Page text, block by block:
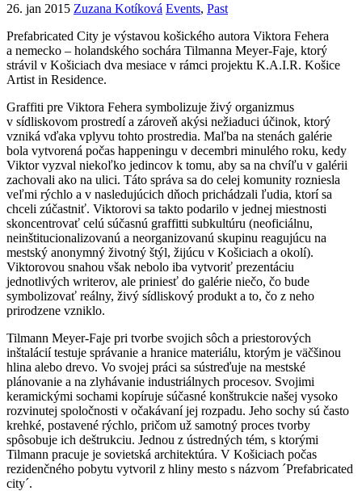
26. jan 2015 Zuzana Kotíková Events, Past
Prefabricated City je výstavou košického autora Viktora Fehera
a nemecko – holandského sochára Tilmanna Meyer-Faje, ktorý
strávil v Košiciach dva mesiace v rámci projektu K.A.I.R. Košice
Artist in Residence.
Graffiti pre Viktora Fehera symbolizuje živý organizmus
v sídliskovom prostredí a zároveň akýsi nežiaduci účinok, ktorý
vzniká vďaka vplyvu tohto prostredia. Maľba na stenách galérie
bola vytvorená počas happeningu v decembri minulého roku, kedy
Viktor vyzval niekoľko jedincov k tomu, aby sa na chvíľu v galérii
zachovali ako na ulici. Táto správa sa do celej komunity rozniesla
veľmi rýchlo a v nasledujúcich dňoch prichádzali ľudia, ktorí sa
chceli zúčastniť. Viktorovi sa takto podarilo v jednej miestnosti
skoncentrovať celú súčasnú graffitti subkultúru (neoficiálnu,
neinštitucionalizovanú a neorganizovanú skupinu reagujúcu na
mestský anonymný životný štýl, žijúcu v Košiciach a okolí).
Viktorovou snahou však nebolo iba vytvoriť prezentáciu
jednotlivých writerov, ale priniesť do galérie niečo, čo bude
symbolizovať reálny, živý sídliskový produkt a to, čo z neho
prirodzene vzniklo.
Tilmann Meyer-Faje pri tvorbe svojich sôch a priestorových
inštalácií testuje správanie a hranice materiálu, ktorým je väčšinou
hlina alebo drevo. Vo svojej práci sa sústreďuje na mestské
plánovanie a na zlyhávanie industriálnych procesov. Svojimi
keramickými sochami kopíruje súčasné konštrukcie našej vysoko
rozvinutej spoločnosti v očakávaní jej rozpadu. Jeho sochy sú často
krehké, postavené rýchlo, pričom už samotný proces tvorby
spôsobuje ich deštrukciu. Jednou z ústredných tém, s ktorými
Tilmann pracuje je sovietská architektúra. V Košiciach počas
rezidenčného pobytu vytvoril z hliny mesto s názvom ´Prefabricated
city´.